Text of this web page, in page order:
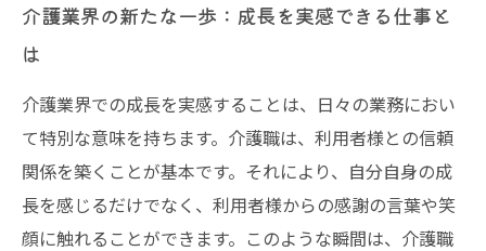
介護業界の未来：笑顔を増やす新たな挑戦
介護の仕事で得たもの：笑顔と共に歩んだ成長
のストーリー
介護業界の新たな一歩：成長を実感できる仕事と
は
介護業界での成長を実感することは、日々の業務におい
て特別な意味を持ちます。介護職は、利用者様との信頼
関係を築くことが基本です。それにより、自分自身の成
長を感じるだけでなく、利用者様からの感謝の言葉や笑
顔に触れることができます。このような瞬間は、介護職